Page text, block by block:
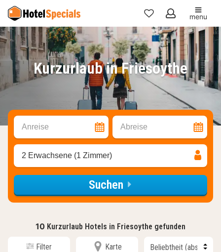
Meine
Favoriten
menu
Kurzurlaub in Friesoythe
Anreise Abreise
2 Erwachsene (1 Zimmer)
Suchen
10 Kurzurlaub Hotels in Friesoythe gefunden
Filter Karte